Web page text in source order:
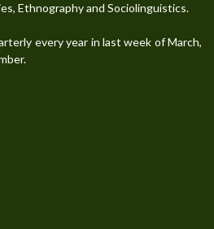
Ethnography and Sociolinguistics.
every year in last week of March,